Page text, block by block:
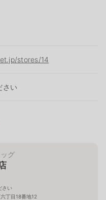
stores/14
さい
グ
さい
丁目18番地12